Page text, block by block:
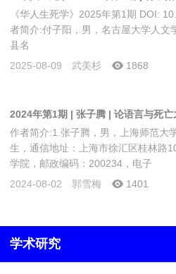
研究进展与评述
《华人生死学》2025年第1期 DOI: 10.12209/j.hx.2025060101作
者简介:付子阳，男，名古屋大学人文
县名
2025-08-09
武美杉 1868
2024年第1期 | 张子腾 | 论语言与死
本的“声音”理论为基础
作者简介:1.张子腾，男，上海师范大
生，通信地址：上海市徐汇区桂林路
学院，邮政编码：200234，电子
2024-08-02
郭雪梅 1401
学术研究